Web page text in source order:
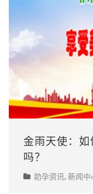
金雨天使：
吗？
助孕资讯,新闻中